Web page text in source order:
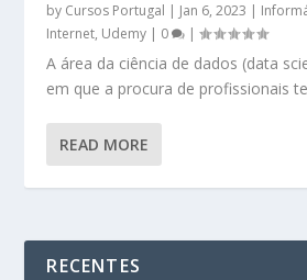
by Cursos Portugal | Jan 6, 2023 |
Internet, Udemy | 0 |
A área da ciência de dados (data
em que a procura de profissionais
READ MORE
RECENTES